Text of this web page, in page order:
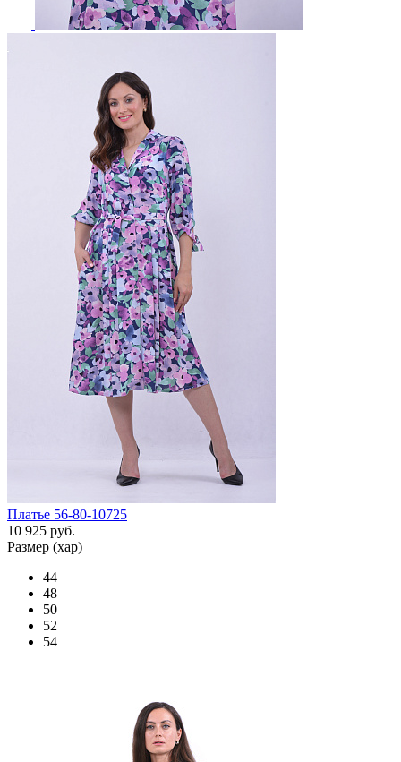
Платье 56-80-10725
10 925 руб.
Размер (хар)
44
48
50
52
54